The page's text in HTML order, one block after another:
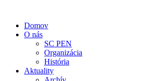
Domov
O nás
SC PEN
Organizácia
História
Aktuality